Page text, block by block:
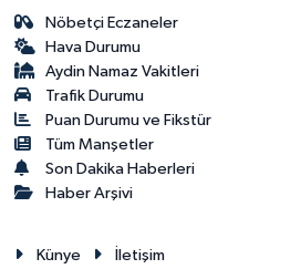
Nöbetçi Eczaneler
Hava Durumu
Aydin Namaz Vakitleri
Trafik Durumu
Puan Durumu ve Fikstür
Tüm Manşetler
Son Dakika Haberleri
Haber Arşivi
Künye İletişim